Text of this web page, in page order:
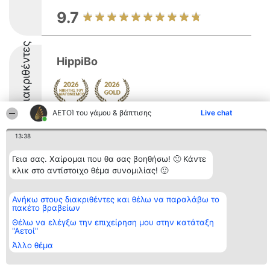
ΑΕΤΟΊ του γάμου & βάπτισης Live chat
13:38
Γεια σας. Χαίρομαι που θα σας βοηθήσω! 🙂 Κάντε
κλικ στο αντίστοιχο θέμα συνομιλίας! 🙂
Ανήκω στους διακριθέντες και θέλω να παραλάβω το
πακέτο βραβείων
Θέλω να ελέγξω την επιχείρηση μου στην κατάταξη
"Αετοί"
Άλλο θέμα
9.7
Διακριθέντες HippiBo
9.6
Διοργανωτής της
κατάταξης
BEAUTIFUL COMPANY
ΤΗΛ. ΕΠΙΚΟΙΝΩΝΙΑΣ:
2104128019
aetoi@beautifulcompany.co
Κατάταξη
Διακριθέντες
Λίστα όλων
διακριθέντων
Όροι &
προϋποθέσεις
Επικοινωνία